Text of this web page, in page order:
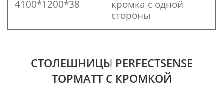
4100*1200*38
кромка с одной
стороны
СТОЛЕШНИЦЫ PERFECTSENSE
TOPMATT С КРОМКОЙ